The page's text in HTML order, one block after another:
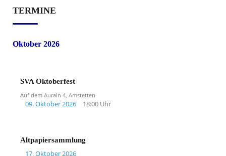
TERMINE
Oktober 2026
SVA Oktoberfest
Auf dem Aurain 4, Amstetten
09. Oktober 2026 18:00 Uhr
Altpapiersammlung
17. Oktober 2026